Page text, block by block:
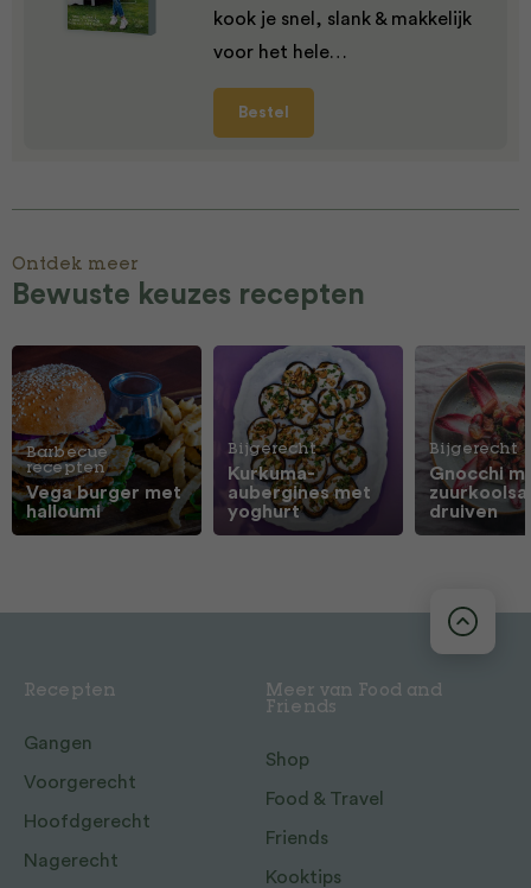
kook je snel, slank & makkelijk
voor het hele…
Bestel
Ontdek meer
Bewuste keuzes recepten
Barbecue
recepten
Vega burger met
halloumi
Bijgerecht
Kurkuma-
aubergines met
yoghurt
Bijgerecht
Gnocchi
druiven
Recepten
Gangen
Voorgerecht
Hoofdgerecht
Nagerecht
Meer van Food and
Friends
Shop
Food & Travel
Friends
Kooktips